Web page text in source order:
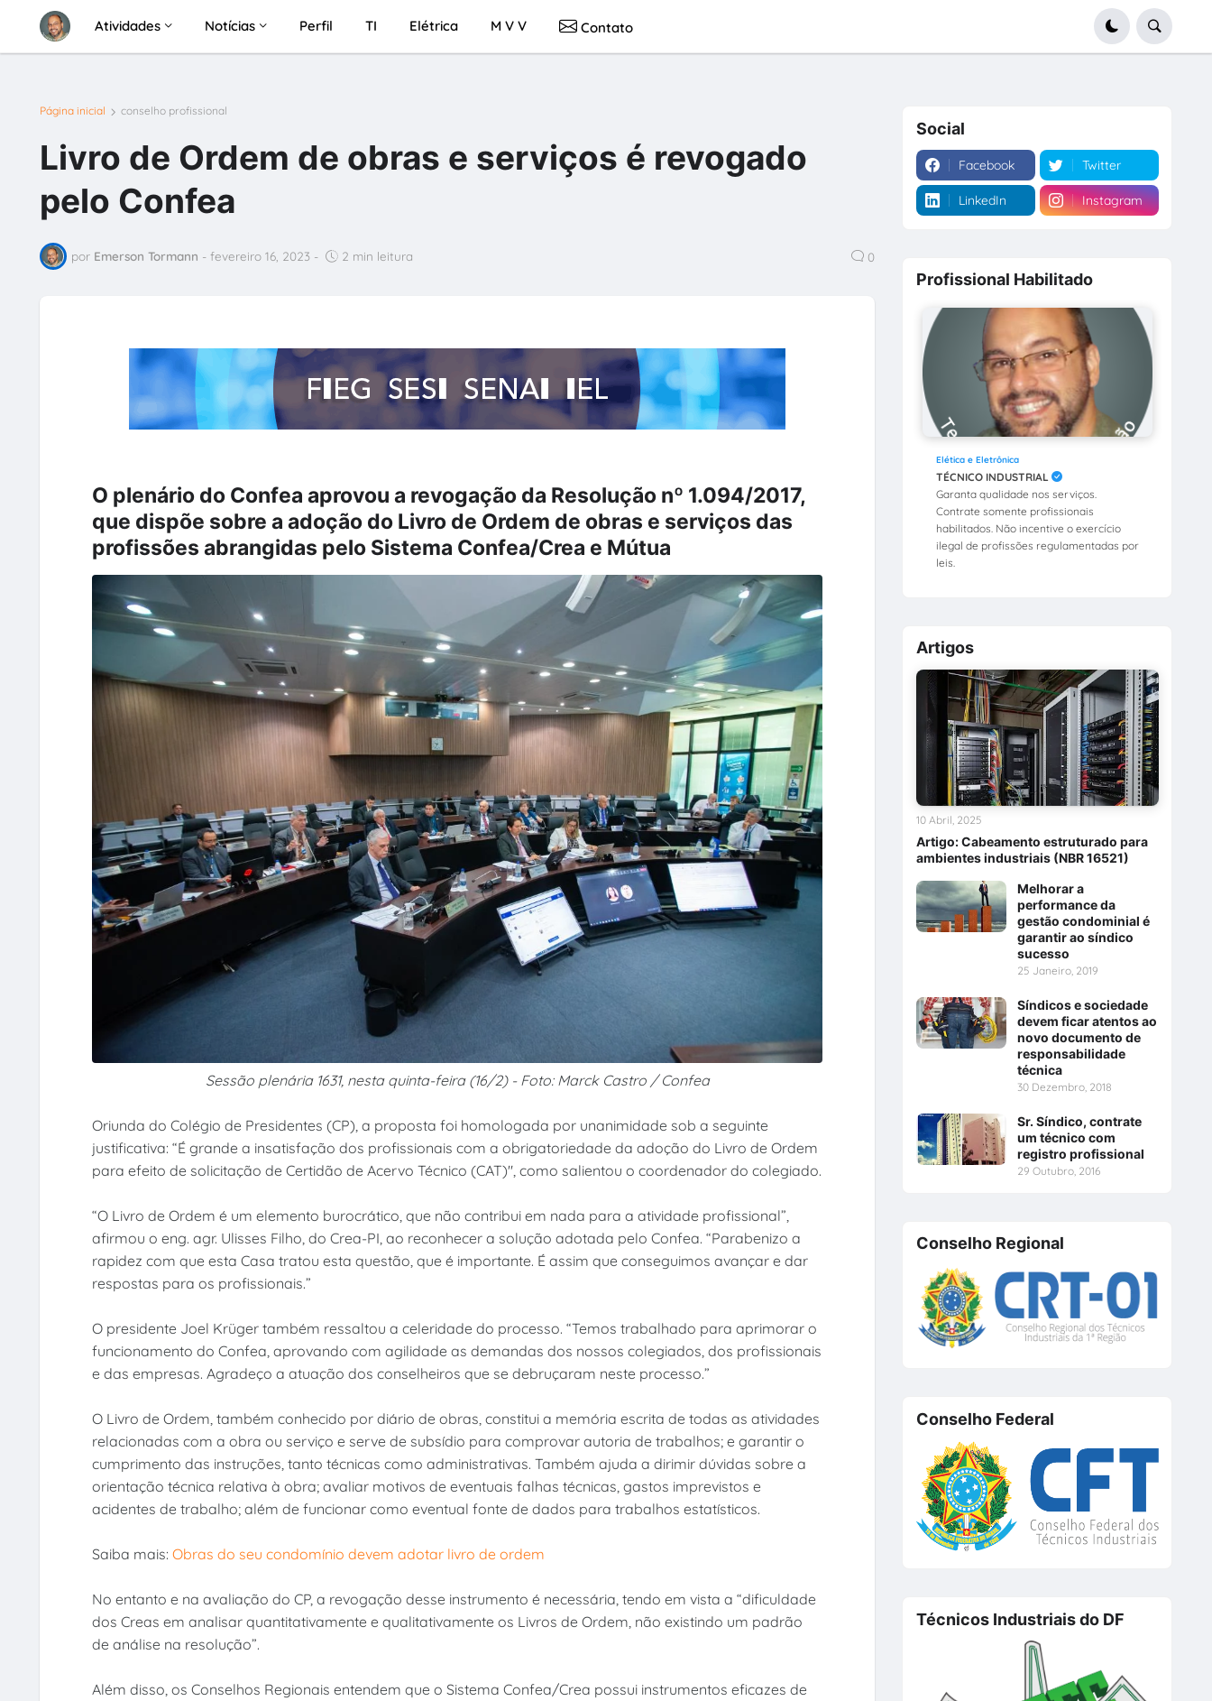
Atividades Notícias Perfil TI Elétrica M V V Contato
Página inicial conselho profissional
Livro de Ordem de obras e serviços é revogado
pelo Confea
por Emerson Tormann - fevereiro 16, 2023 - 2 min leitura 0
O plenário do Confea aprovou a revogação da Resolução nº 1.094/2017,
que dispõe sobre a adoção do Livro de Ordem de obras e serviços das
profissões abrangidas pelo Sistema Confea/Crea e Mútua
Sessão plenária 1631, nesta quinta-feira (16/2) - Foto: Marck Castro / Confea
Oriunda do Colégio de Presidentes (CP), a proposta foi homologada por unanimidade sob a seguinte
justificativa: “É grande a insatisfação dos profissionais com a obrigatoriedade da adoção do Livro de Ordem
para efeito de solicitação de Certidão de Acervo Técnico (CAT)", como salientou o coordenador do colegiado.
“O Livro de Ordem é um elemento burocrático, que não contribui em nada para a atividade profissional”,
afirmou o eng. agr. Ulisses Filho, do Crea-PI, ao reconhecer a solução adotada pelo Confea. “Parabenizo a
rapidez com que esta Casa tratou esta questão, que é importante. É assim que conseguimos avançar e dar
respostas para os profissionais.”
O presidente Joel Krüger também ressaltou a celeridade do processo. “Temos trabalhado para aprimorar o
funcionamento do Confea, aprovando com agilidade as demandas dos nossos colegiados, dos profissionais
e das empresas. Agradeço a atuação dos conselheiros que se debruçaram neste processo.”
O Livro de Ordem, também conhecido por diário de obras, constitui a memória escrita de todas as atividades
relacionadas com a obra ou serviço e serve de subsídio para comprovar autoria de trabalhos; e garantir o
cumprimento das instruções, tanto técnicas como administrativas. Também ajuda a dirimir dúvidas sobre a
orientação técnica relativa à obra; avaliar motivos de eventuais falhas técnicas, gastos imprevistos e
acidentes de trabalho; além de funcionar como eventual fonte de dados para trabalhos estatísticos.
Saiba mais: Obras do seu condomínio devem adotar livro de ordem
No entanto e na avaliação do CP, a revogação desse instrumento é necessária, tendo em vista a “dificuldade
dos Creas em analisar quantitativamente e qualitativamente os Livros de Ordem, não existindo um padrão
de análise na resolução”.
Além disso, os Conselhos Regionais entendem que o Sistema Confea/Crea possui instrumentos eficazes de
Social
Facebook Twitter
LinkedIn Instagram
Profissional Habilitado
Elética e Eletrônica
TÉCNICO INDUSTRIAL
Garanta qualidade nos serviços.
Contrate somente profissionais
habilitados. Não incentive o exercício
ilegal de profissões regulamentadas por
leis.
Artigos
Artigo: Cabeamento estruturado para
ambientes industriais (NBR 16521)
10 Abril, 2025
Melhorar a
performance da
gestão condominial é
garantir ao síndico
sucesso
25 Janeiro, 2019
Síndicos e sociedade
devem ficar atentos ao
novo documento de
responsabilidade
técnica
30 Dezembro, 2018
Sr. Síndico, contrate
um técnico com
registro profissional
29 Outubro, 2016
Conselho Regional
Conselho Federal
Técnicos Industriais do DF